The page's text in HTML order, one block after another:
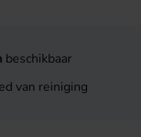
beschikbaar
van reiniging